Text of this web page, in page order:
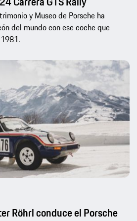
y Museo de Porsche ha
del mundo con ese coche que
Röhrl conduce el Porsche